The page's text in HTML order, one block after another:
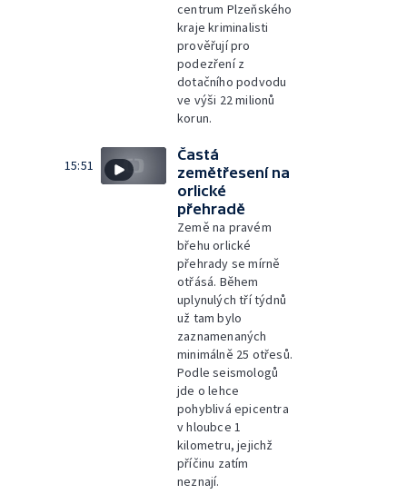
centrum Plzeňského
kraje kriminalisti
prověřují pro
podezření z
dotačního podvodu
ve výši 22 milionů
korun.
15:51
Častá
zemětřesení na
orlické
přehradě
Země na pravém
břehu orlické
přehrady se mírně
otřásá. Během
uplynulých tří týdnů
už tam bylo
zaznamenaných
minimálně 25 otřesů.
Podle seismologů
jde o lehce
pohyblivá epicentra
v hloubce 1
kilometru, jejichž
příčinu zatím
neznají.